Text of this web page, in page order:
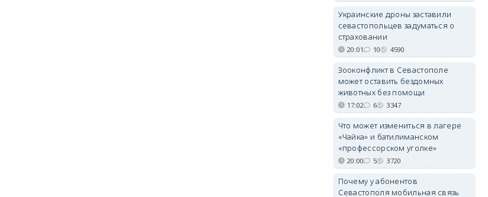
Украинские дроны заставили
севастопольцев задуматься о
страховании
20:01 10 4590
Зооконфликт в Севастополе
может оставить бездомных
животных без помощи
17:02 6 3347
Что может измениться в лагере
«Чайка» и батилиманском
«профессорском уголке»
20:00 5 3720
Почему у абонентов
Севастополя мобильная связь